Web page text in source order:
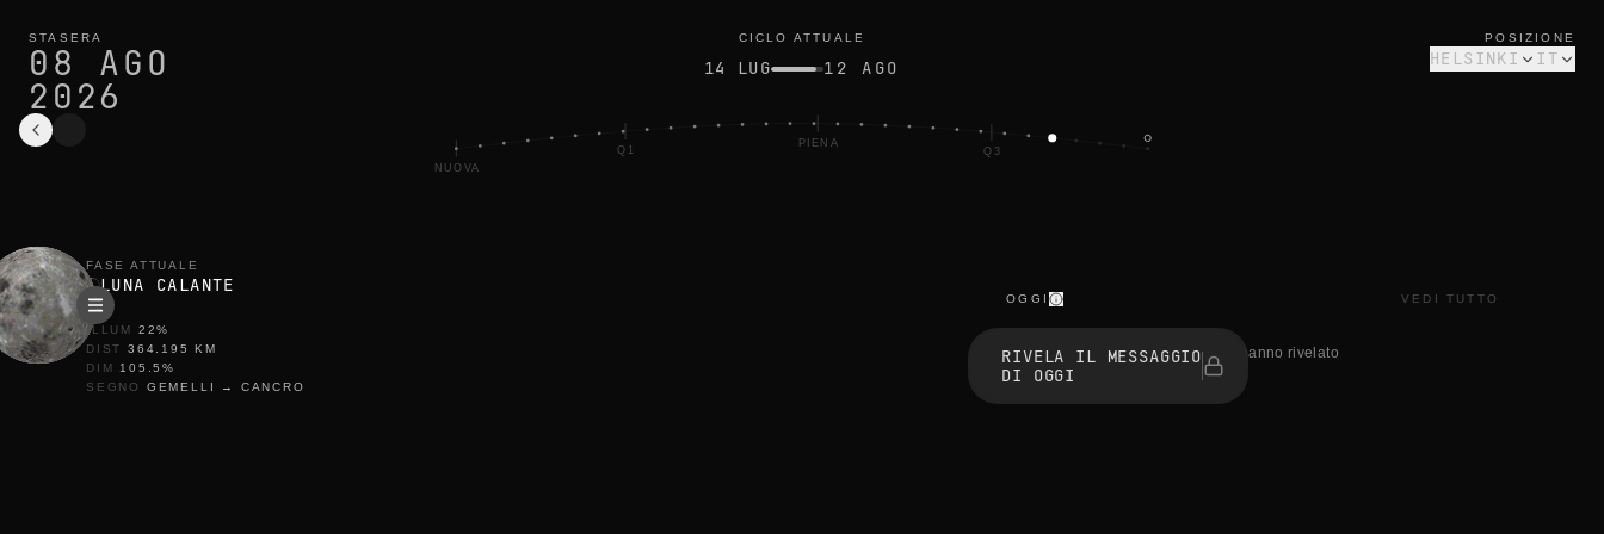
POSIZIONE
HELSINKI IT
STASERA
08 AGO
2026
CICLO ATTUALE
14 LUG 12 AGO
NUOVA
Q1
PIENA
Q3
FASE ATTUALE
LUNA CALANTE
ILLUM 22%
DIST
364.195
KM
DIM
105.5%
SEGNO
GEMELLI → CANCRO
OGGI VEDI TUTTO
t
h
e
RIVELA IL MESSAGGIO
DI OGGI
0 persone hanno rivelato